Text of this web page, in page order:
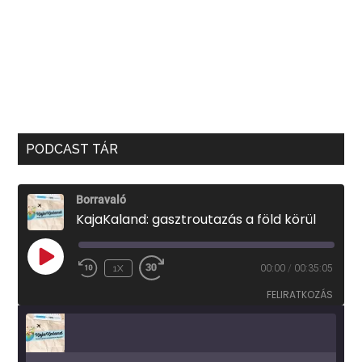
PODCAST TÁR
Borravaló
KajaKaland: gasztroutazás a föld körül
PLAY
EPISODE
1X 00:00 / 00:35:05
FELIRATKOZÁS